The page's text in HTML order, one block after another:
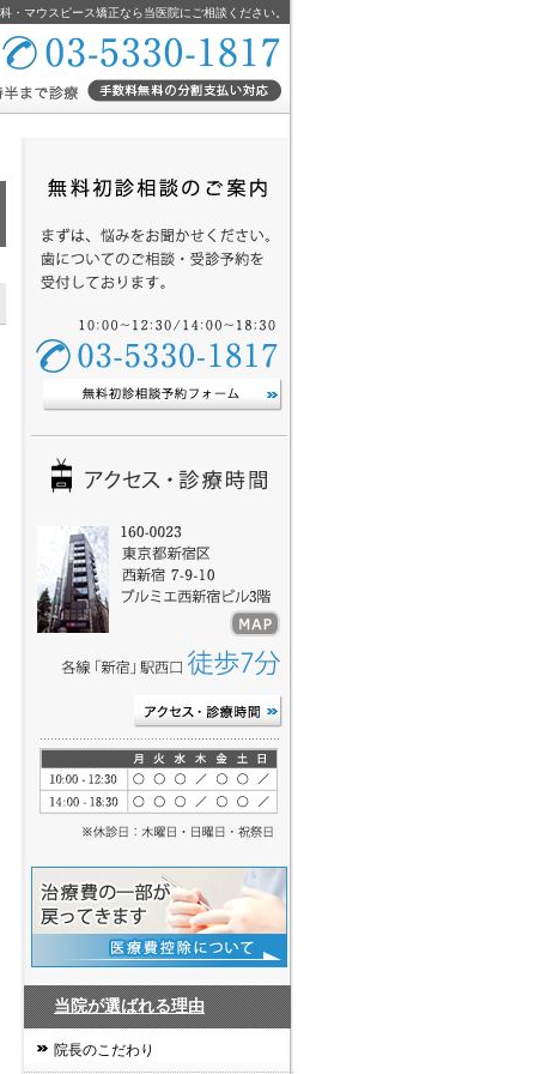
・マウスピース矯正なら当医院にご相談ください。
当院が選ばれる理由
院長のこだわり